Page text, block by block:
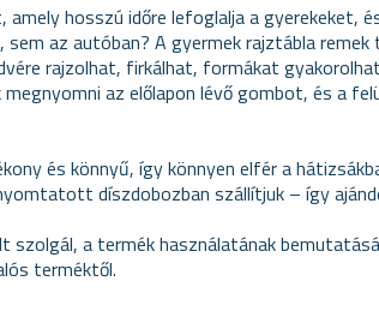
hosszú időre lefoglalja a gyerekeket,
az autóban? A gyermek rajztábla
rajzolhat, firkálhat, formákat
megnyomni az előlapon lévő gombot, és a
és könnyű, így könnyen elfér a
díszdobozban szállítjuk – így
szolgál, a termék használatának
terméktől.